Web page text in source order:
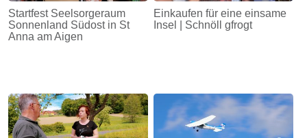
Startfest Seelsorgeraum
Sonnenland Südost in St
Anna am Aigen
Einkaufen für eine einsame
Insel | Schnöll gfrogt